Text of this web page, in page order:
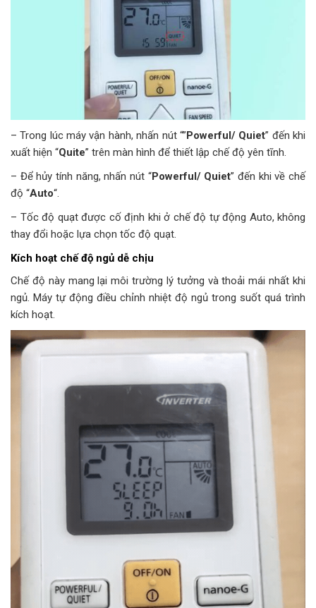
– Trong lúc máy vận hành, nhấn nút “” Powerful/ Quiet” đến khi
xuất hiện “Quite” trên màn hình để thiết lập chế độ yên tĩnh.
– Để hủy tính năng, nhấn nút “Powerful/ Quiet” đến khi về chế
độ “Auto“.
– Tốc độ quạt được cố định khi ở chế độ tự động Auto, không
thay đổi hoặc lựa chọn tốc độ quạt.
Kích hoạt chế độ ngủ dễ chịu
Chế độ này mang lại môi trường lý tưởng và thoải mái nhất khi
ngủ. Máy tự động điều chỉnh nhiệt độ ngủ trong suốt quá trình
kích hoạt.